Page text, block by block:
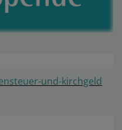
und-kirchgeld